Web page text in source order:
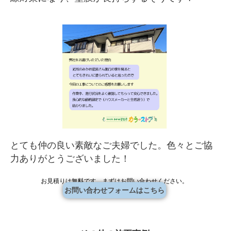
とても仲の良い素敵なご夫婦でした。色々とご協
力ありがとうございました！
お見積りは無料です。まずはお問い合わせください。
お問い合わせフォームはこちら